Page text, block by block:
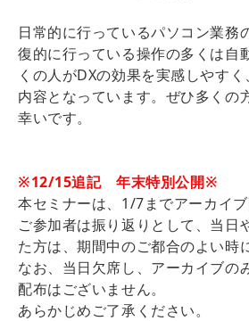
日常的に行っているパソコン業務
復的に行っている操作の多くは自
くの人がDXの効果を実感しやす
内容となっています。ぜひ多くの
幸いです。
※12/15追記 年末特別公開※
本セミナーは、1/7までアーカイブ
ご参加者は振り返りとして、当日
た方は、期間中のご都合のよい時
なお、当日欠席し、アーカイブの
配布はございません。
あらかじめご了承ください。